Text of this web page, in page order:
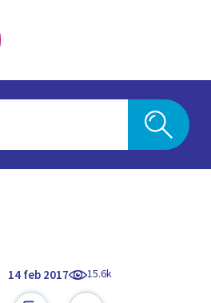
14 feb 2017 15.6k